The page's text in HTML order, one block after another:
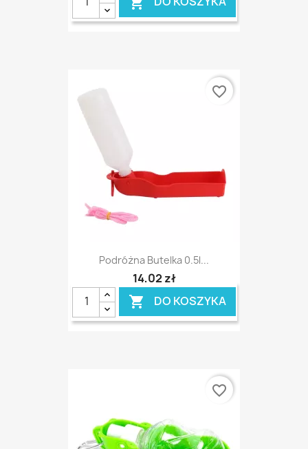
Podróżna Butelka 0.5l...
14,02 zł
 DO KOSZYKA
favorite_border
favorite_border